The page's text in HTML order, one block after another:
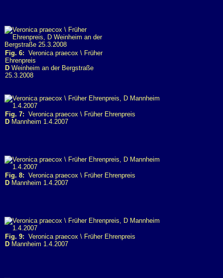
Fig. 6: Veronica praecox \ Früher
Ehrenpreis
D Weinheim an der Bergstraße
25.3.2008
Fig. 7: Veronica praecox \ Früher Ehrenpreis
D Mannheim 1.4.2007
Fig. 8: Veronica praecox \ Früher Ehrenpreis
D Mannheim 1.4.2007
Fig. 9: Veronica praecox \ Früher Ehrenpreis
D Mannheim 1.4.2007